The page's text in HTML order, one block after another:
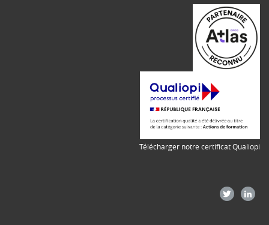
Télécharger notre certificat Qualiopi